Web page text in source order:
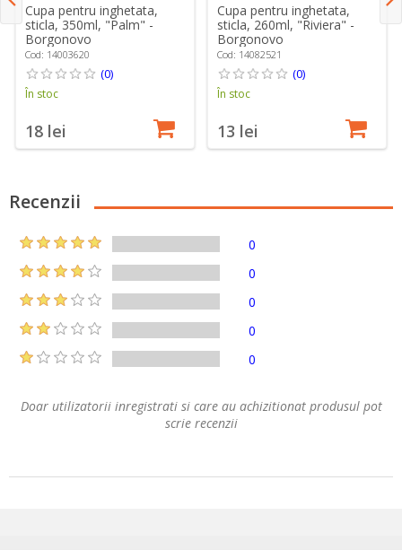
Cupa pentru inghetata,
sticla, 350ml, "Palm" -
Borgonovo
Cod: 14003620
(0)
În stoc
18 lei
Cupa pentru inghetata,
sticla, 260ml, "Riviera" -
Borgonovo
Cod: 14082521
(0)
În stoc
13 lei
Recenzii
0
0
0
0
0
Doar utilizatorii inregistrati si care au achizitionat produsul pot
scrie recenzii